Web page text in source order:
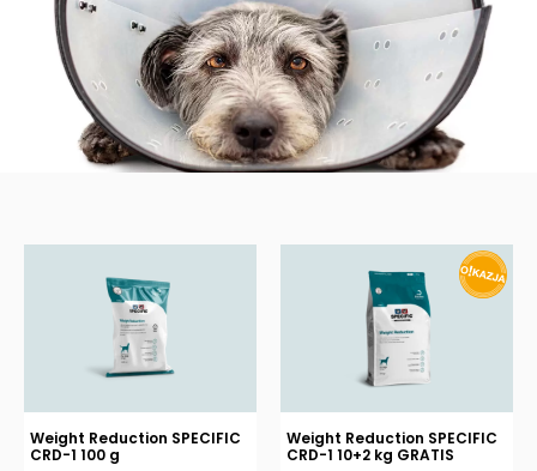
Weight Reduction SPECIFIC
CRD-1 100 g
Weight Reduction SPECIFIC
CRD-1 10+2 kg GRATIS